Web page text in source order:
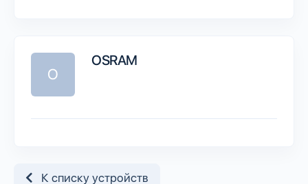
O
OSRAM
К списку устройств